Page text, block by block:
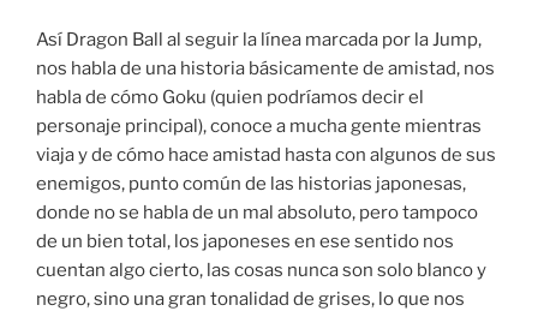
Así Dragon Ball al seguir la línea marcada por la Jump,
nos habla de una historia básicamente de amistad, nos
habla de cómo Goku (quien podríamos decir el
personaje principal), conoce a mucha gente mientras
viaja y de cómo hace amistad hasta con algunos de sus
enemigos, punto común de las historias japonesas,
donde no se habla de un mal absoluto, pero tampoco
de un bien total, los japoneses en ese sentido nos
cuentan algo cierto, las cosas nunca son solo blanco y
negro, sino una gran tonalidad de grises, lo que nos